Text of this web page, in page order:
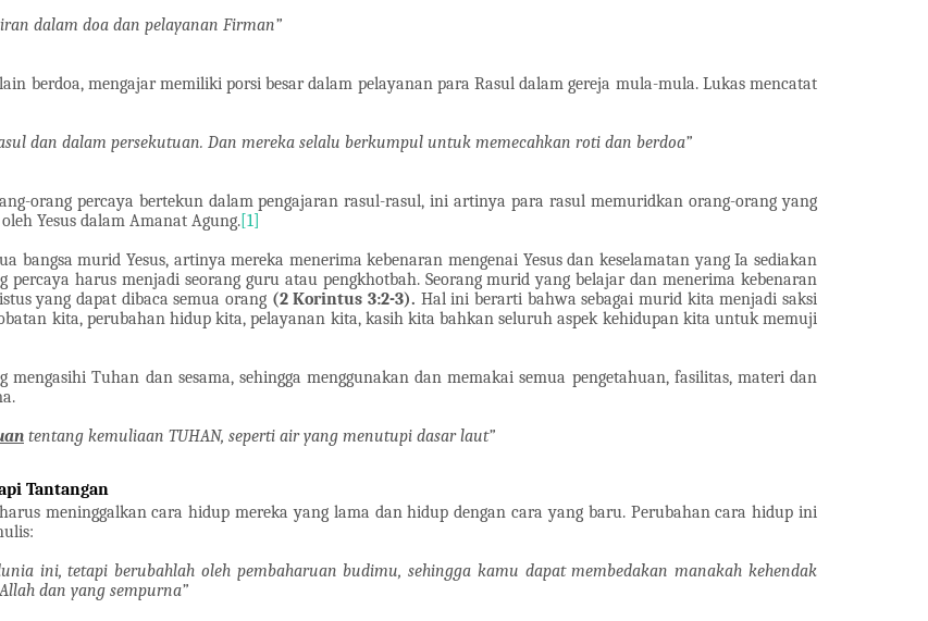
dalam doa dan pelayanan Firman”
berdoa, mengajar memiliki porsi besar dalam pelayanan para Rasul dalam gereja mula-mula. Lukas mencatat
dan dalam persekutuan. Dan mereka selalu berkumpul untuk memecahkan roti dan berdoa”
orang percaya bertekun dalam pengajaran rasul-rasul, ini artinya para rasul memuridkan orang-orang yang
Yesus dalam Amanat Agung.[1]
bangsa murid Yesus, artinya mereka menerima kebenaran mengenai Yesus dan keselamatan yang Ia sediakan
harus menjadi seorang guru atau pengkhotbah. Seorang murid yang belajar dan menerima kebenaran
yang dapat dibaca semua orang (2 Korintus 3:2-3). Hal ini berarti bahwa sebagai murid kita menjadi saksi
kita, perubahan hidup kita, pelayanan kita, kasih kita bahkan seluruh aspek kehidupan kita untuk memuji
Tuhan dan sesama, sehingga menggunakan dan memakai semua pengetahuan, fasilitas, materi dan
tentang kemuliaan TUHAN, seperti air yang menutupi dasar laut”
Tantangan
meninggalkan cara hidup mereka yang lama dan hidup dengan cara yang baru. Perubahan cara hidup ini
ini, tetapi berubahlah oleh pembaharuan budimu, sehingga kamu dapat membedakan manakah kehendak
dan yang sempurna”